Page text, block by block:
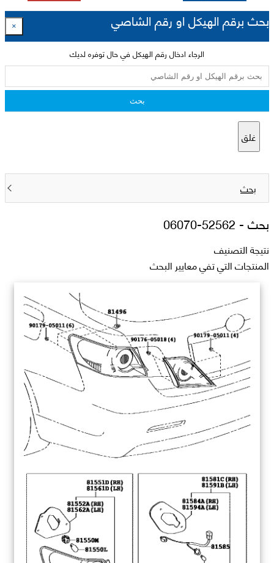
بحث برقم الهيكل او رقم الشاصي ×
الرجاء ادخال رقم الهيكل في حال توفره لديك
بحث
غلق
بحث
بحث - 52562-06070
نتيجة التصنيف
المنتجات التي تفي معايير البحث